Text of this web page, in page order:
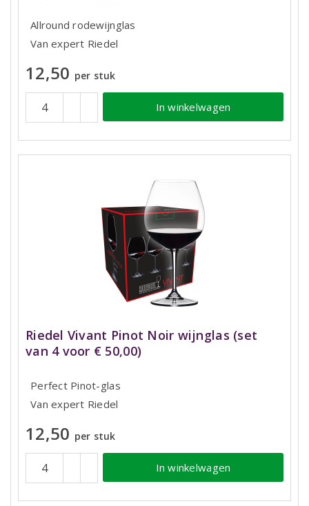
Allround rodewijnglas
Van expert Riedel
12,50 per stuk
In winkelwagen
Riedel Vivant Pinot Noir wijnglas (set
van 4 voor € 50,00)
Perfect Pinot-glas
Van expert Riedel
12,50 per stuk
In winkelwagen